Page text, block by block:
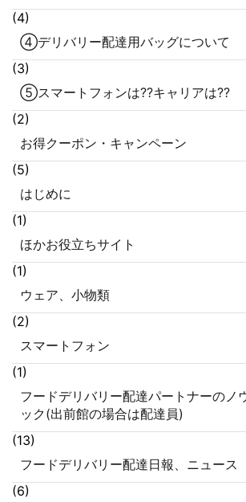
(4)
④デリバリー配達用バッグについて
(3)
⑤スマートフォンは??キャリアは??
(2)
お得クーポン・キャンペーン
(5)
はじめに
(1)
ほかお役立ちサイト
(1)
ウェア、小物類
(2)
スマートフォン
(1)
フードデリバリー配達パートナーのノ
ック(出前館の場合は配達員)
(13)
フードデリバリー配達日報、ニュース
(6)